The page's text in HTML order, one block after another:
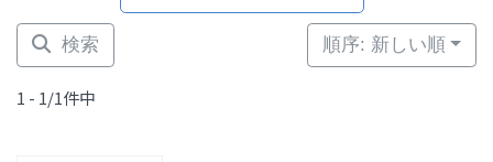
検索
1 - 1/1件中
順序: 新しい順